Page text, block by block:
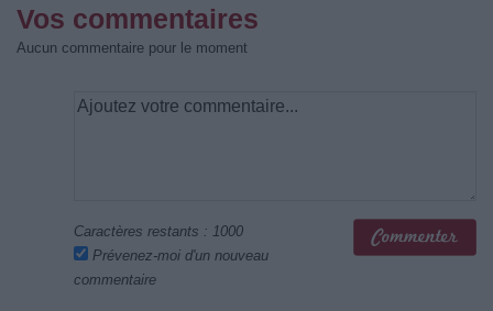
Vos commentaires
Aucun commentaire pour le moment
Caractères restants : 1000
Prévenez-moi d'un nouveau
commentaire